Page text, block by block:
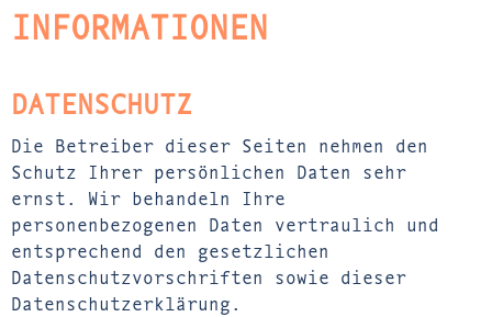
INFORMATIONEN
DATENSCHUTZ
Die Betreiber dieser Seiten nehmen den
Schutz Ihrer persönlichen Daten sehr
ernst. Wir behandeln Ihre
personenbezogenen Daten vertraulich und
entsprechend den gesetzlichen
Datenschutzvorschriften sowie dieser
Datenschutzerklärung.